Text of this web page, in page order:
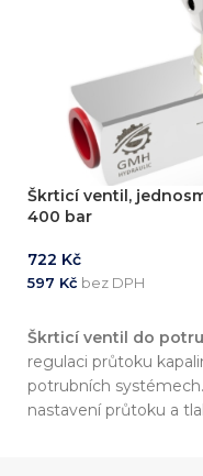
Škrticí ventil,
400 bar
722 Kč
597 Kč bez DPH
Škrticí ventil do
regulaci průtoku
potrubních
nastavení průtoku a